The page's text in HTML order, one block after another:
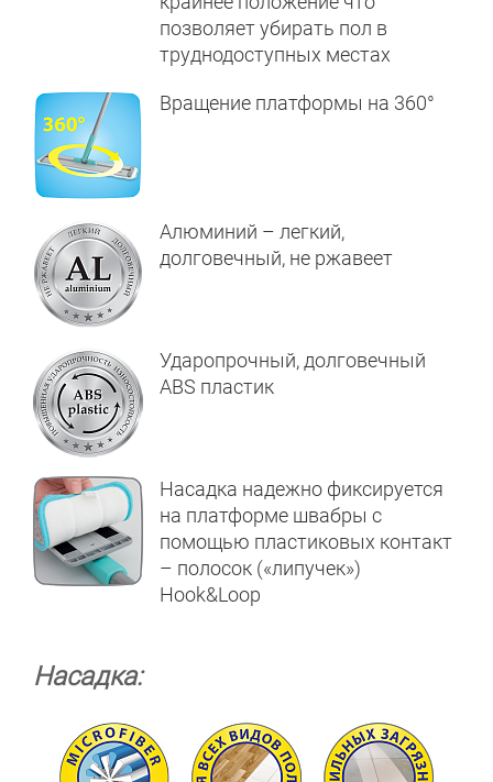
позволяет убирать пол в
труднодоступных местах
Вращение платформы на 360°
Алюминий – легкий,
долговечный, не ржавеет
Ударопрочный, долговечный
ABS пластик
Насадка надежно фиксируется
на платформе швабры с
помощью пластиковых контакт
– полосок («липучек»)
Hook&Loop
Насадка: